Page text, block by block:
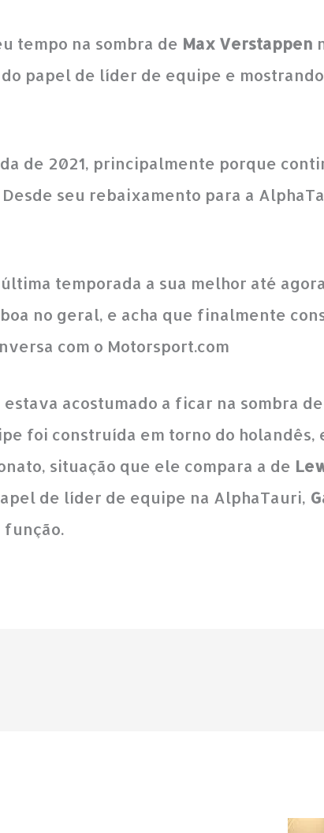
tempo na sombra de Max Verstappen
papel de líder de equipe e
de 2021, principalmente porque
seu rebaixamento para a
temporada a sua melhor até
no geral, e acha que finalmente
com o Motorsport.com
acostumado a ficar na sombra de
foi construída em torno do holandês,
situação que ele compara a de
de líder de equipe na AlphaTauri,
função.